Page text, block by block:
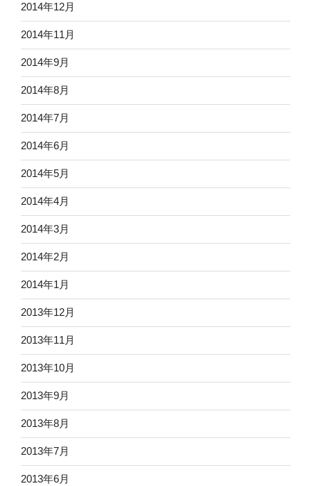
2014年12月
2014年11月
2014年9月
2014年8月
2014年7月
2014年6月
2014年5月
2014年4月
2014年3月
2014年2月
2014年1月
2013年12月
2013年11月
2013年10月
2013年9月
2013年8月
2013年7月
2013年6月